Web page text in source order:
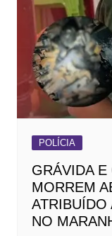
POLÍCIA
GRÁVIDA E
MORREM
ATRIBUÍDO
NO